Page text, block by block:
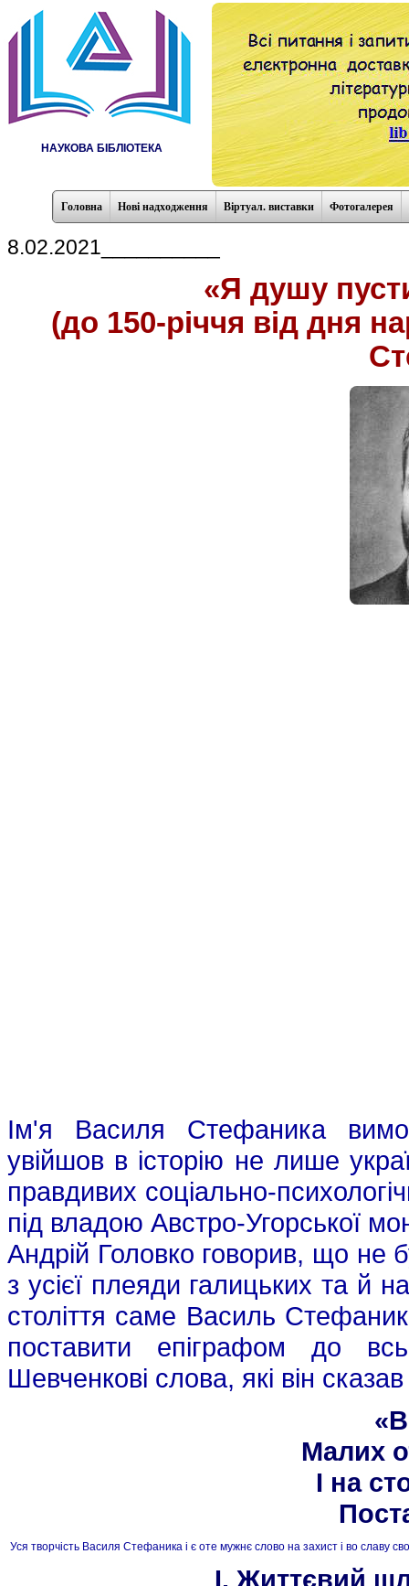
НАУКОВА БІБЛІОТЕКА
Головна Нові надходження Віртуал. виставки Фотогалерея
8.02.2021__________
«Я душу
(до 150-річчя від дня
Ім'я Василя Стефаника
увійшов в історію не лише
правдивих соціально-
під владою Австро-Угорської
Андрій Головко говорив, що не
з усієї плеяди галицьких та й
століття саме Василь
поставити епіграфом до
Шевченкові слова, які він
Малих
І на
Уся творчість Василя Стефаника і є оте мужнє слово на захист і во славу
I. Життєвий